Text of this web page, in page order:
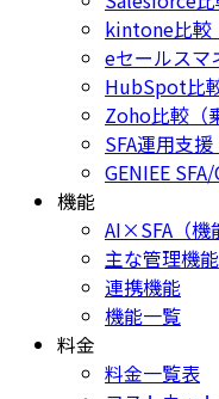
kintone比較
eセールスマ
HubSpot比
Zoho比較（
SFA運用支
GENIEE
機能
AI×SFA（機
主な管理機能
連携機能
機能一覧
料金
料金一覧表